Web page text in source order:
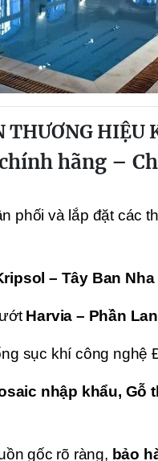
THƯƠNG HIỆU
hãng –
phối và lắp đặt các
– Tây Ban Nha
Harvia – Phần Lan
sục khí công nghệ
nhập khẩu, Gỗ
gốc rõ ràng, bảo